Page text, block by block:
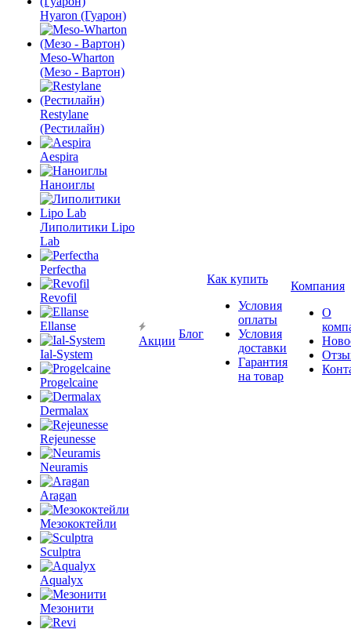
Hyaron (Гуарон)
Meso-Wharton
(Мезо - Вартон)
Restylane
(Рестилайн)
Aespira
Наноиглы
Липолитики Lipo
Lab
Perfectha
Revofil
Ellanse
Ial-System
Progelcaine
Dermalax
Rejeunesse
Neuramis
Aragan
Мезококтейли
Sculptra
Aqualyx
Мезонити
Акции
Блог
Как купить
Условия
оплаты
Условия
доставки
Гарантия
на товар
Компания
О